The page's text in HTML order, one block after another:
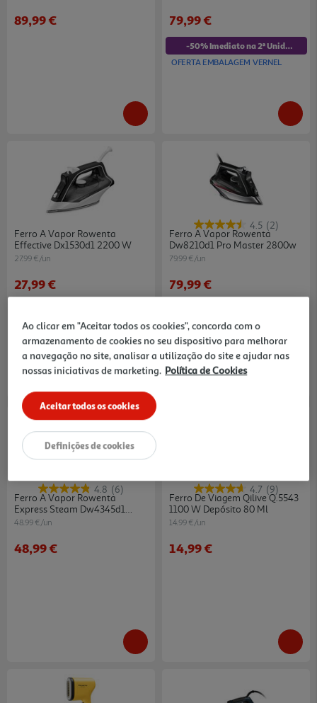
89,99 € 79,99 €
-50% Imediato na 2ª Unidade
OFERTA EMBALAGEM VERNEL
Ferro A Vapor Rowenta
Effective Dx1530d1 2200 W
27.99 €/un
27,99 €
4.5 (2)
Ferro A Vapor Rowenta
Dw8210d1 Pro Master 2800w
79.99 €/un
79,99 €
4.8 (6)
Ferro A Vapor Rowenta
Express Steam Dw4345d1
2600w
48.99 €/un
48,99 €
4.7 (9)
Ferro De Viagem Qilive Q.5543
1100 W Depósito 80 Ml
14.99 €/un
14,99 €
Ao clicar em "Aceitar todos os cookies", concorda com o
armazenamento de cookies no seu dispositivo para melhorar
a navegação no site, analisar a utilização do site e ajudar nas
nossas iniciativas de marketing. Política de Cookies
Aceitar todos os cookies
Definições de cookies